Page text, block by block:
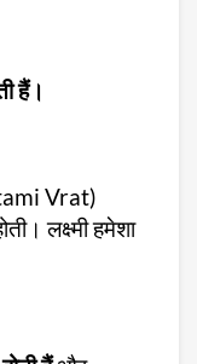
हैं।
Vrat)
लक्ष्मी हमेशा